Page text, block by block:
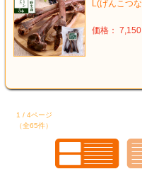
L(げんこつ
価格：
1 / 4ページ
（全65件）